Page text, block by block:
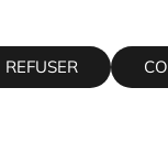
REFUSER